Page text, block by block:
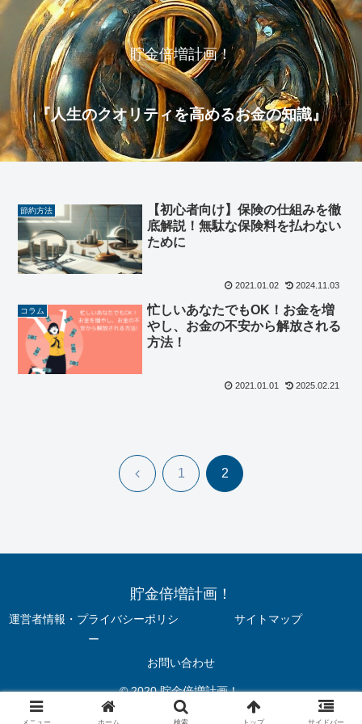
貯金倍増計画！
『人生のクオリティを高めるお金の知識』
節約方法
【初心者向け】保険の仕組みを徹
底解説！無駄な保険料を払わない
ために
2021.01.02 2024.11.03
コラム
忙しいあなたでもOK！お金を増
やし、お金の不安から解放される
方法！
2021.01.01 2025.02.21
前 1 2
貯金倍増計画！
運営者情報・プライバシーポリシ
ー
サイトマップ
お問い合わせ
© 2020 貯金倍増計画！.
メニュー ホーム 検索 トップ サイドバー